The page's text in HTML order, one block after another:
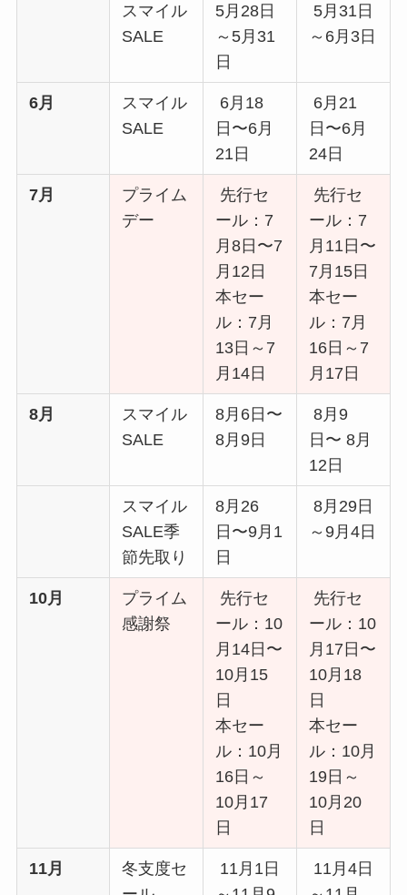
スマイル
SALE
5月28日
～5月31
日
5月31日
～6月3日
6月
スマイル
SALE
6月18
日〜6月
21日
6月21
日〜6月
24日
7月
プライム
デー
先行セ
ール：7
月8日〜7
月12日
本セー
ル：7月
13日～7
月14日
先行セ
ール：7
月11日〜
7月15日
本セー
ル：7月
16日～7
月17日
8月
スマイル
SALE
8月6日〜
8月9日
8月9
日〜 8月
12日
スマイル
SALE季
節先取り
8月26
日〜9月1
日
8月29日
～9月4日
10月
プライム
感謝祭
先行セ
ール：10
月14日〜
10月15
日
本セー
ル：10月
16日～
10月17
日
先行セ
ール：10
月17日〜
10月18
日
本セー
ル：10月
19日～
10月20
日
11月
冬支度セ
11月1日
11月4日